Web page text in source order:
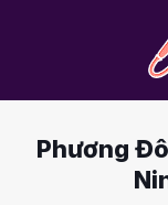
Phương